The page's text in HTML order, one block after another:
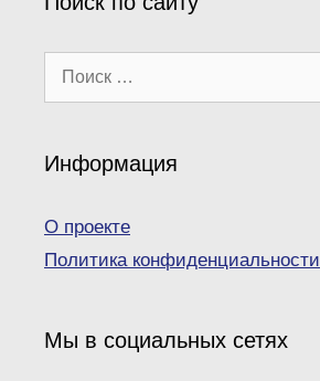
Поиск:
Информация
О проекте
Политика конфиденциальности
Мы в социальных сетях